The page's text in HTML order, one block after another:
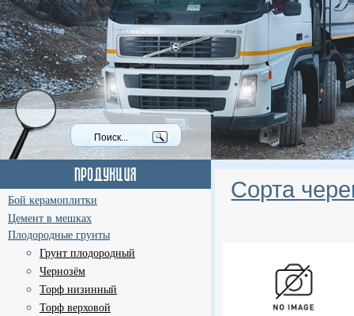
Бой керамоплитки
Цемент в мешках
Плодородные грунты
Грунт плодородный
Чернозём
Торф низинный
Торф верховой
Сорта